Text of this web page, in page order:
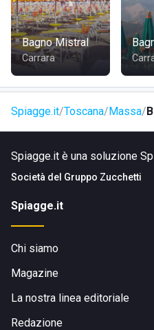
possibile accedere alla
piedi o in bicicletta. La
e proprio per questo è facile
anche in auto, passando per
fino ad arrivare a Viale
Bagno Mistral
Carrara
Spiagge.it Toscana Massa
Spiagge.it è una soluzione
Società del Gruppo Zucchetti
Spiagge.it
Chi siamo
Magazine
La nostra linea editoriale
Redazione